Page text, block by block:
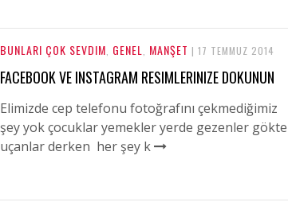
BUNLARI ÇOK SEVDIM GENEL MANŞET | 17 TEMMUZ 2014
FACEBOOK VE INSTAGRAM RESIMLERINIZE DOKUNUN
Elimizde cep telefonu fotoğrafını çekmediğimiz
şey yok çocuklar yemekler yerde gezenler gökte
uçanlar derken her şey k